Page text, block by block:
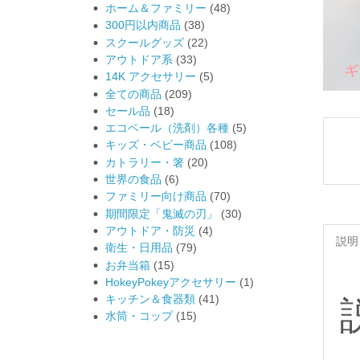
ホーム＆ファミリー (48)
300円以内商品 (38)
スクールグッズ (22)
アウトドア系 (33)
14K アクセサリー (5)
全ての商品 (209)
セール品 (18)
エコベール（洗剤）各種 (5)
キッズ・ベビー商品 (108)
カトラリー・箸 (20)
世界の食品 (6)
ファミリー向け商品 (70)
期間限定「鬼滅の刃」
(30)
アウトドア・防災 (4)
衛生・日用品 (79)
お弁当箱 (15)
HokeyPokeyアクセサリー (1)
キッチン＆食器類 (41)
水筒・コップ (15)
説明